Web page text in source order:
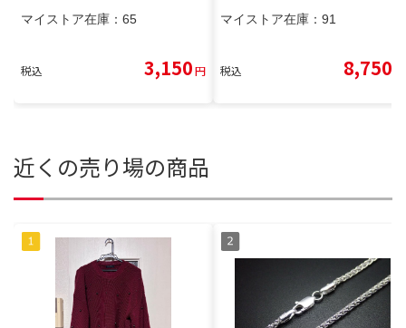
マイストア在庫： 65
税込 3,150円
マイストア在庫： 91
税込 8,750
近くの売り場の商品